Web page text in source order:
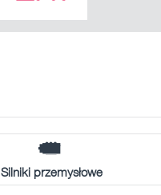
Silniki przemysłowe